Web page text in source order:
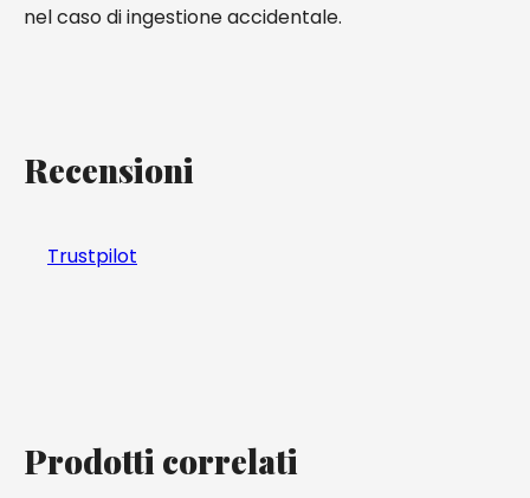
nel caso di ingestione accidentale.
Recensioni
Trustpilot
Prodotti correlati